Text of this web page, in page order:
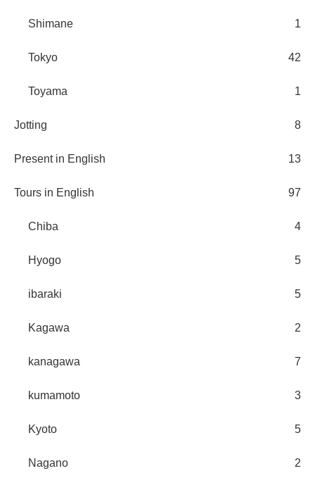
Shimane 1
Tokyo 42
Toyama 1
Jotting 8
Present in English 13
Tours in English 97
Chiba 4
Hyogo 5
ibaraki 5
Kagawa 2
kanagawa 7
kumamoto 3
Kyoto 5
Nagano 2